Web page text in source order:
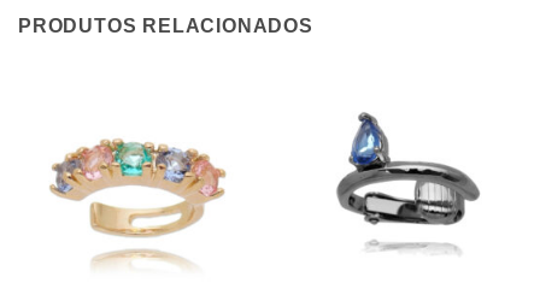
PRODUTOS RELACIONADOS